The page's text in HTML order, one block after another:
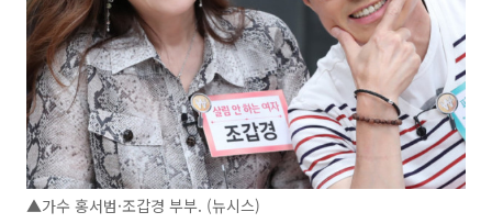
▲가수 홍서범·조갑경 부부. (뉴시스)